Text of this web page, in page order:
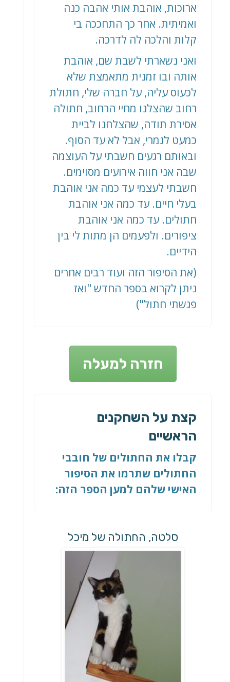
ארוכות, אוהבת אותי אהבה כנה
ואמיתית. אחר כך התחככה בי
קלות והלכה לה לדרכה.
ואני נשארתי לשבת שם, אוהבת
אותה ובו זמנית מתאמצת שלא
לכעוס עליה, על חברה שלי, חתולת
רחוב שהצלנו מחיי הרחוב, חתולה
אסירת תודה, שהצלחנו לביית
כמעט לגמרי, אבל לא עד הסוף.
ובאותם רגעים חשבתי על העוצמה
שבה אני חווה אירועים מסוימים.
חשבתי לעצמי עד כמה אני אוהבת
בעלי חיים. עד כמה אני אוהבת
חתולים. עד כמה אני אוהבת
ציפורים. ולפעמים הן מתות לי בין
הידיים.
(את הסיפור הזה ועוד רבים אחרים
ניתן לקרוא בספר החדש "ואז
פגשתי חתול")
חזרה למעלה
קצת על השחקנים
הראשיים
קבלו את החתולים של חובבי
החתולים שתרמו את הסיפור
האישי שלהם למען הספר הזה:
סלטה, החתולה של מיכל